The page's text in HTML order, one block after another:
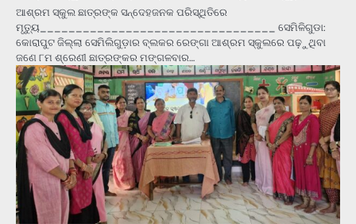
ଆଶ୍ରମ ସ୍କୁଲ ଛାତ୍ରଙ୍କ ସନ୍ଦେହଜନକ ପରିସ୍ଥିତିରେ
ମୃତ୍ୟୁ_________________________________ ସେମିଳିଗୁଡା:
କୋରାପୁଟ ଜିଲ୍ଲା ସେମିଲିଗୁଡ଼ାର ବ୍ଲକର ରେଙ୍ଗା ଆଶ୍ରମ ସ୍କୁଲରେ ପଢ଼ୁଥିବା
ଜଣେ ୮ମ ଶ୍ରେଣୀ ଛାତ୍ରଙ୍କର ମଙ୍ଗଳବାର…